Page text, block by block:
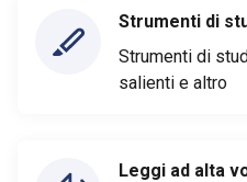
Strumenti di
Strumenti di
salienti e altro
Leggi ad alta